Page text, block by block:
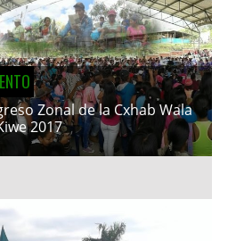
Zonal de la Cxhab Wala
2017